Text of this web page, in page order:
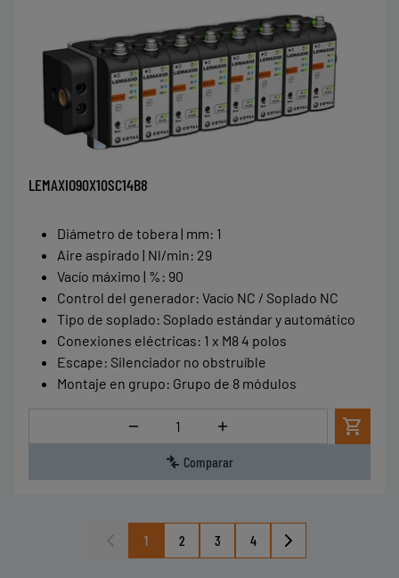
LEMAXIO90X10SC14B8
Diámetro de tobera | mm: 1
Aire aspirado | Nl/min: 29
Vacío máximo | % : 90
Control del generador: Vacío NC / Soplado NC
Tipo de soplado: Soplado estándar y automático
Conexiones eléctricas: 1 x M8 4 polos
Escape: Silenciador no obstruíble
Montaje en grupo: Grupo de 8 módulos
Cantidad
Comparar
1 2 3 4